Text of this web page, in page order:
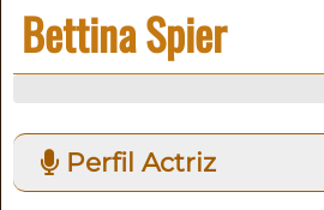
Bettina Spier
Perfil Actriz